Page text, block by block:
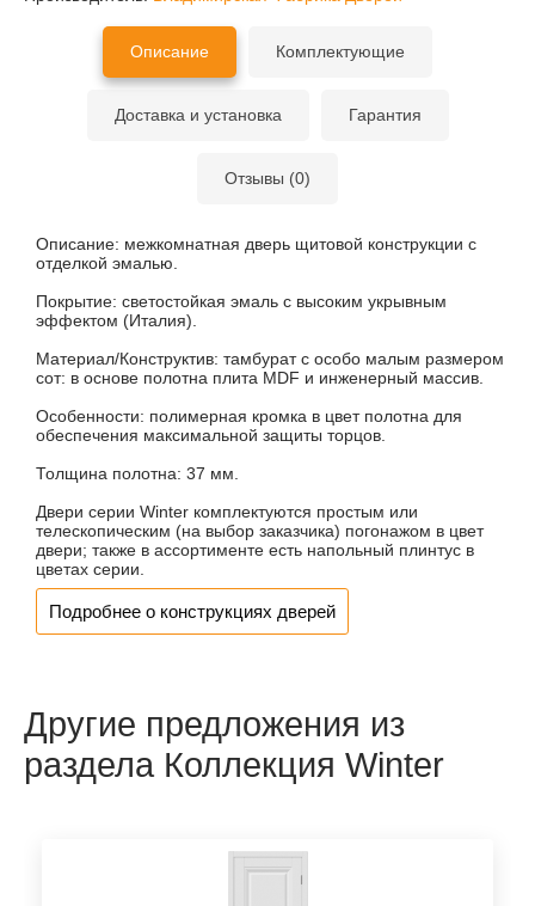
Описание Комплектующие
Доставка и установка Гарантия
Отзывы (0)
Описание: межкомнатная дверь щитовой конструкции с
отделкой эмалью.
Покрытие: светостойкая эмаль с высоким укрывным
эффектом (Италия).
Материал/Конструктив: тамбурат с особо малым размером
сот: в основе полотна плита MDF и инженерный массив.
Особенности: полимерная кромка в цвет полотна для
обеспечения максимальной защиты торцов.
Толщина полотна: 37 мм.
Двери серии Winter комплектуются простым или
телескопическим (на выбор заказчика) погонажом в цвет
двери; также в ассортименте есть напольный плинтус в
цветах серии.
Подробнее о конструкциях дверей
Другие предложения из
раздела Коллекция Winter